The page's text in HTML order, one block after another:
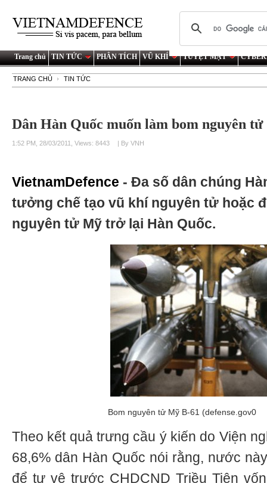
Trang chủ TIN TỨC PHÂN TÍCH VŨ KHÍ TUYỆT MẬT
TRANG CHỦ TIN TỨC
Dân Hàn Quốc muốn làm bom nguyên tử
1:52 PM, 28/03/2011, Views: 8443 | By VNH
VietnamDefence - Đa số dân chúng
tưởng chế tạo vũ khí nguyên tử hoặc
nguyên tử Mỹ trở lại Hàn Quốc.
Bom nguyên tử Mỹ B-61 (defense.gov0
Theo kết quả trưng cầu ý kiến do Viện
68,6% dân Hàn Quốc nói rằng, nước
để tự vệ trước CHDCND Triều Tiên